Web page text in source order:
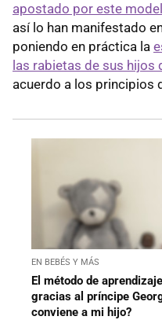
apostado por este
así lo han manifestado
poniendo en práctica la
las rabietas de sus
acuerdo a los principios
EN BEBÉS Y MÁS
El método de
gracias al príncipe
conviene a mi hijo?